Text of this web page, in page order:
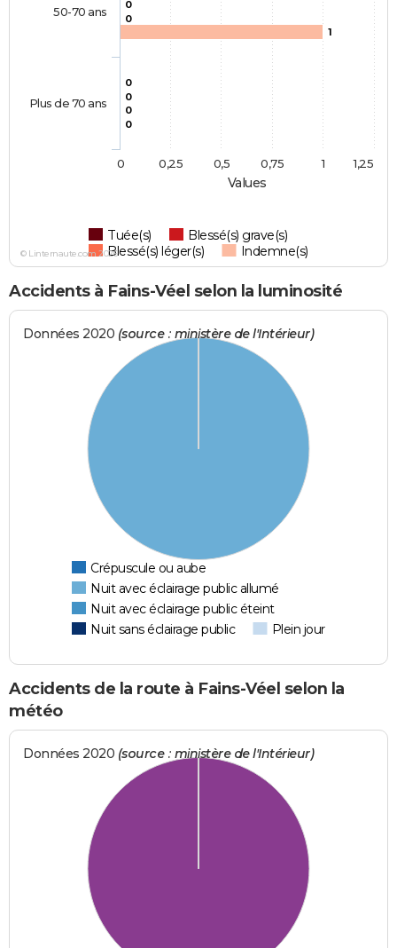
Values
0
0
0
0
0
1
0
Tuée(s)
Blessé(s) grave(s)
Blessé(s) léger(s)
Indemne(s)
50-70 ans
Plus de 70 ans
0 1
0,25 0,5 0,75 1,25
© Linternaute.com 2026
Accidents à Fains-Véel selon la luminosité
Données 2020 (source : ministère de l'Intérieur)
Crépuscule ou aube
Nuit avec éclairage public allumé
Nuit avec éclairage public éteint
Nuit sans éclairage public
Plein jour
Accidents de la route à Fains-Véel selon la
météo
Données 2020 (source : ministère de l'Intérieur)